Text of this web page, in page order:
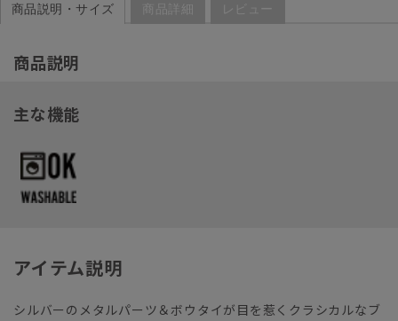
商品説明・サイズ 商品詳細 レビュー
商品説明
主な機能
アイテム説明
シルバーのメタルパーツ＆ボウタイが目を惹くクラシカルなブ